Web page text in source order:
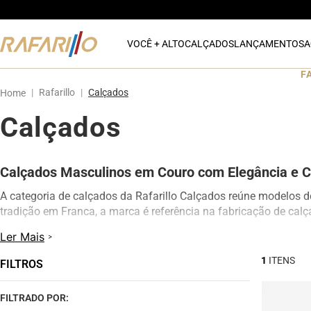
VOCÊ + ALTOCALÇADOSLANÇAMENTOS
Rafarillo Calçados
Calçados
Calçados Masculinos em Couro com Elegância e
A categoria de calçados da Rafarillo Calçados reúne
tradição em Franca, a marca é referência na fabricação de
Aqui você encontra sapatos sociais, casuais, mocassins,
Os calçados Rafarillo unem tecnologia, conforto e estilo para
personalidade.
Ler Mais
FILTROS
FILTRADO POR:
1